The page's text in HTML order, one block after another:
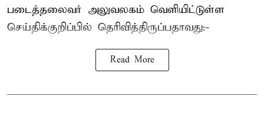
படைத்தலைவர் அலுவலகம் வெளியிட்டுள்ள
செய்திக்குறிப்பில் தெரிவித்திருப்பதாவது:-
Read More